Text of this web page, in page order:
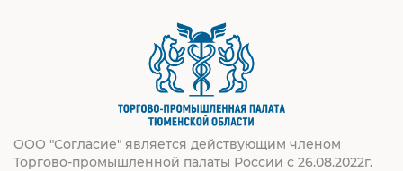
ООО "Согласие" является действующим членом
Торгово-промышленной палаты России с 26.08.2022г.